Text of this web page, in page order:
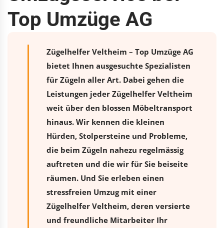
Top Umzüge AG
Zügelhelfer Veltheim – Top Umzüge AG
bietet Ihnen ausgesuchte Spezialisten
für Zügeln aller Art. Dabei gehen die
Leistungen jeder Zügelhelfer Veltheim
weit über den blossen Möbeltransport
hinaus. Wir kennen die kleinen
Hürden, Stolpersteine und Probleme,
die beim Zügeln nahezu regelmässig
auftreten und die wir für Sie beiseite
räumen. Und Sie erleben einen
stressfreien Umzugmit einer
Zügelhelfer Veltheim, deren versierte
und freundliche Mitarbeiter Ihr